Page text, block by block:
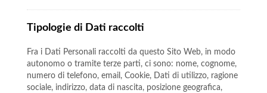
Tipologie di Dati raccolti
Fra i Dati Personali raccolti da questo Sito Web, in modo
autonomo o tramite terze parti, ci sono: nome, cognome,
numero di telefono, email, Cookie, Dati di utilizzo, ragione
sociale, indirizzo, data di nascita, posizione geografica,